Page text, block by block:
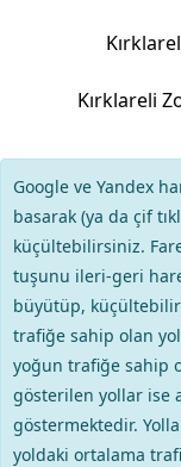
Kırklareli
Google ve Yandex
basarak (ya da çif
küçültebilirsiniz.
tuşunu ileri-geri
büyütüp,
trafiğe sahip olan
yoğun trafiğe sahip
gösterilen yollar ise
göstermektedir.
yoldaki ortalama